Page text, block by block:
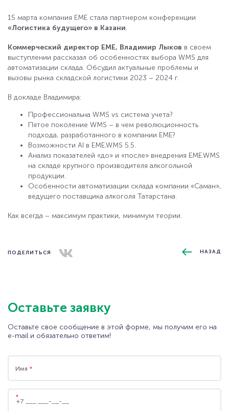
15 марта компания ЕМЕ стала партнером конференции
«Логистика будущего» в Казани.
Коммерческий директор ЕМЕ, Владимир Лыков в своем
выступлении рассказал об особенностях выбора WMS для
автоматизации склада. Обсудил актуальные проблемы и
вызовы рынка складской логистики 2023 – 2024 г.
В докладе Владимира:
Профессиональна WMS vs система учета?
Пятое поколение WMS – в чем революционность
подхода, разработанного в компании ЕМЕ?
Возможности AI в EME.WMS 5.5.
Анализ показателей «до» и «после» внедрения EME.WMS
на складе крупного производителя алкогольной
продукции.
Особенности автоматизации склада компании «Саман»,
ведущего поставщика алкоголя Татарстана.
Как всегда – максимум практики, минимум теории.
ПОДЕЛИТЬСЯ НАЗАД
Оставьте заявку
Оставьте свое сообщение в этой форме, мы получим его на
e-mail и обязательно ответим!
Имя *
*
дом 2а. стр. 1, ИНН 7714279375
ООО "ЕМЕ" 107076, г. Москва, Колодезный пер.,
дом 2а. стр. 1, ИНН 9718004569
+7 (495) 109-09-79(Москва)
wms@eme.ru